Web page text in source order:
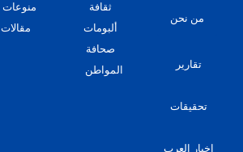
من نحن
تقارير
تحقيقات
اخبار العرب
ثقافة
ألبومات
صحافة
المواطن
منوعات
مقالات